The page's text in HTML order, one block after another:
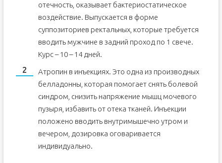
отечность, оказывает бактериостатическое
воздействие. Выпускается в форме
суппозиториев ректальных, которые требуется
вводить мужчине в задний проход по 1 свече.
Курс – 10 – 14 дней.
Атропин в инъекциях. Это одна из производных
белладонны, которая помогает снять болевой
синдром, снизить напряжение мышц мочевого
пузыря, избавить от отека тканей. Инъекции
положено вводить внутримышечно утром и
вечером, дозировка оговаривается
индивидуально.